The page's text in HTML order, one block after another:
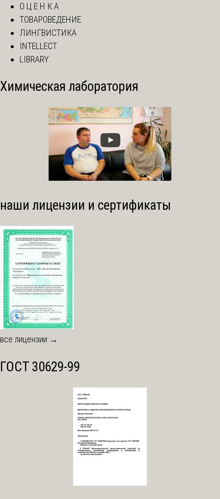
О Ц Е Н К А
ТОВАРОВЕДЕНИЕ
ЛИНГВИСТИКА
INTELLECT
LIBRARY
Химическая лаборатория
наши лицензии и сертификаты
все лицензии →
ГОСТ 30629-99